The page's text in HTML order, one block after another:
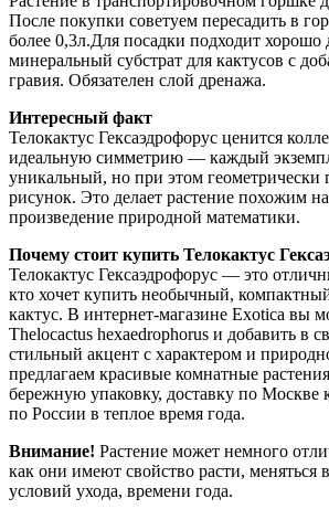
После покупки советуем пересадить в
более 0,3л.Для посадки подходит
минеральный субстрат для кактусов с
гравия. Обязателен слой дренажа.
Интересный факт
Телокактус Гексаэдрофорус ценится
идеальную симметрию — каждый
уникальный, но при этом геометрически
рисунок. Это делает растение похожим
произведение природной математики.
Почему стоит купить Телокактус
Телокактус Гексаэдрофорус — это
кто хочет купить необычный,
кактус. В интернет-магазине Exotica вы
Thelocactus hexaedrophorus и добавить в
стильный акцент с характером и
предлагаем красивые комнатные
бережную упаковку, доставку по Москве
по России в теплое время года.
Внимание! Растение может немного
как они имеют свойство расти, меняться
условий ухода, времени года.